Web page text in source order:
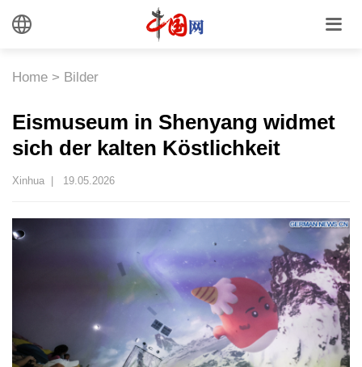
Home > Bilder
Eismuseum in Shenyang widmet
sich der kalten Köstlichkeit
Xinhua | 19.05.2026